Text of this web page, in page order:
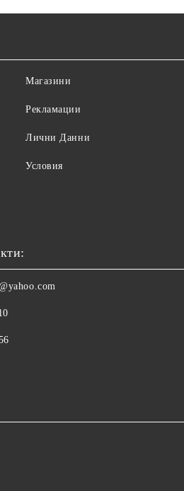
Магазини
Рекламации
Лични Данни
Условия